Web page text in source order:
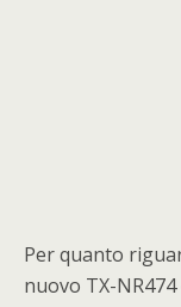
Per quanto
nuovo TX-